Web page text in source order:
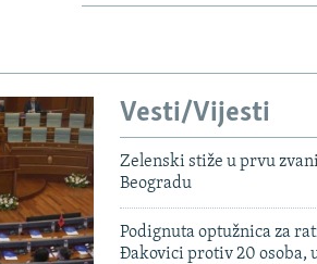
Vesti/Vijesti
Zelenski stiže u prvu
Beogradu
Podignuta optužnica za
Đakovici protiv 20 osoba,